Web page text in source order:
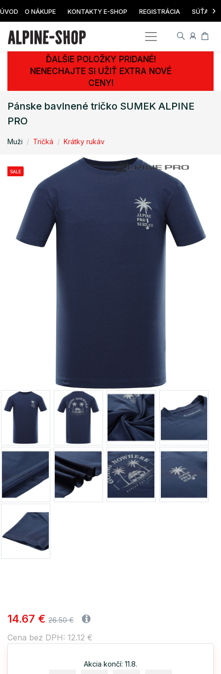
ÚVOD O NÁKUPE KONTAKTY E-SHOP REGISTRÁCIA SÚŤAŽ ›
ĎALŠIE POLOŽKY PRIDANÉ!
NENECHAJTE SI UŽIŤ EXTRA NOVÉ
CENY!
Pánske bavlnené tričko SUMEK ALPINE
PRO
Muži Tričká Krátky rukáv
SALE
14.67 € 26.50 €
Cena bez DPH: 12.12 €
Akcia končí: 11.8.